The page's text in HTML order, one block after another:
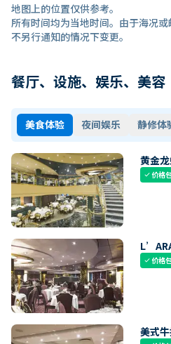
地图上的位置仅供参考。
所有时间均为当地时间。由于海况
不另行通知的情况下变更。
餐厅、设施、娱乐、美容
美食体验 夜间娱乐 静修体
黄金
check价格
check价格
美式